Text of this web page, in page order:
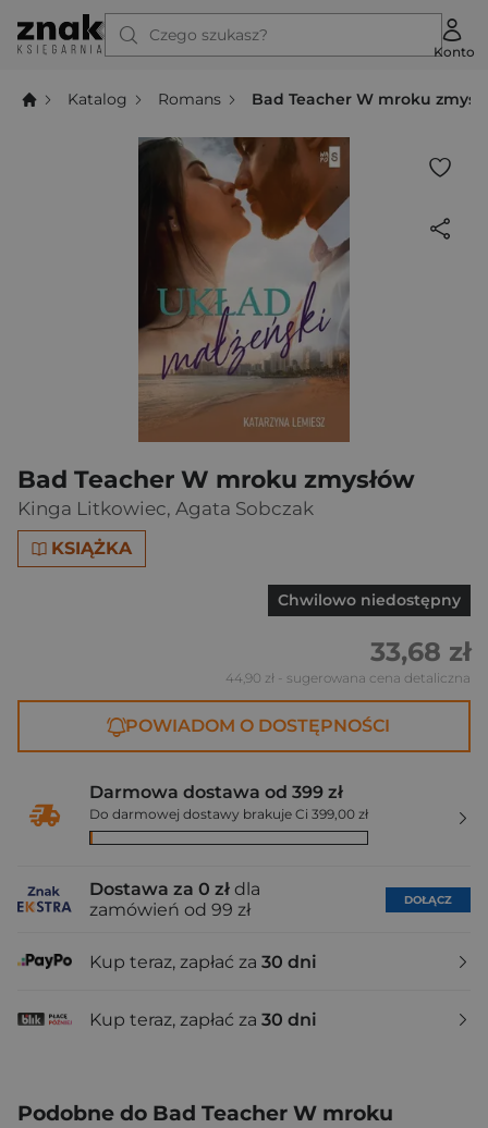
Czego szukasz?
Konto
Katalog Romans Bad Teacher W mroku
Bad Teacher W mroku zmysłów
Kinga Litkowiec, Agata Sobczak
KSIĄŻKA
Chwilowo niedostępny
33,68 zł
44,90 zł - sugerowana cena detaliczna
POWIADOM O DOSTĘPNOŚCI
Darmowa dostawa od 399 zł
Do darmowej dostawy brakuje Ci 399,00 zł
Dostawa za 0 zł dla
zamówień od 99 zł
DOŁĄCZ
Kup teraz, zapłać za 30 dni
Kup teraz, zapłać za 30 dni
Podobne do Bad Teacher W mroku